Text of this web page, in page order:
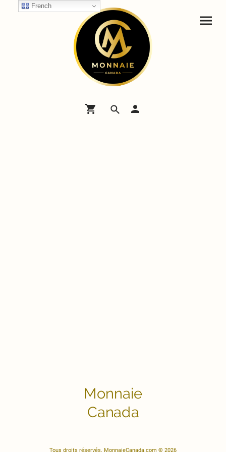
Monnaie
Canada
Tous droits réservés. MonnaieCanada.com © 2026
French